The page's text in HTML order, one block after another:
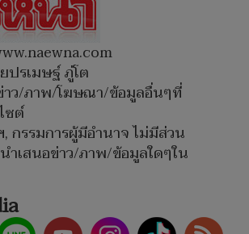
ปรเมษฐ์ ภู่โต
ว/ภาพ/โฆษณา/ข้อมูลอื่นๆที่
ซต์
กรรมการผู้มีอำนาจ ไม่มีส่วน
ำเสนอข่าว/ภาพ/ข้อมูลใดๆใน